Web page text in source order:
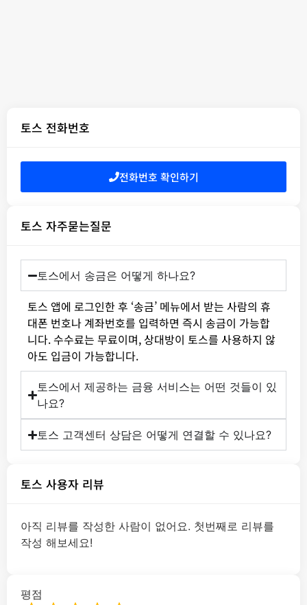
토스 전화번호
전화번호 확인하기
토스 자주묻는질문
토스에서 송금은 어떻게 하나요?
토스 앱에 로그인한 후 ‘송금’ 메뉴에서 받는 사람의 휴
대폰 번호나 계좌번호를 입력하면 즉시 송금이 가능합
니다. 수수료는 무료이며, 상대방이 토스를 사용하지 않
아도 입금이 가능합니다.
토스에서 제공하는 금융 서비스는 어떤 것들이 있
나요?
토스 고객센터 상담은 어떻게 연결할 수 있나요?
토스 사용자 리뷰
아직 리뷰를 작성한 사람이 없어요. 첫번째로 리뷰를
작성 해보세요!
평점